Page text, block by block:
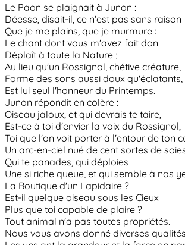
Le Paon se plaignait à Junon :
Déesse, disait-il, ce n'est pas sans raison
Que je me plains, que je murmure :
Le chant dont vous m'avez fait don
Déplaît à toute la Nature ;
Au lieu qu'un Rossignol, chétive créature,
Forme des sons aussi doux qu'éclatants,
Est lui seul l'honneur du Printemps.
Junon répondit en colère :
Oiseau jaloux, et qui devrais te taire,
Est-ce à toi d'envier la voix du Rossignol,
Toi que l'on voit porter à l'entour de ton
Un arc-en-ciel nué de cent sortes de
Qui te panades, qui déploies
Une si riche queue, et qui semble à nos
La Boutique d'un Lapidaire ?
Est-il quelque oiseau sous les Cieux
Plus que toi capable de plaire ?
Tout animal n'a pas toutes propriétés.
Nous vous avons donné diverses